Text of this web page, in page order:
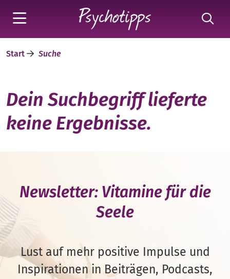
Start Suche
Dein Suchbegriff lieferte
keine Ergebnisse.
Newsletter: Vitamine für die
Seele
Lust auf mehr positive Impulse und
Inspirationen in Beiträgen, Podcasts,